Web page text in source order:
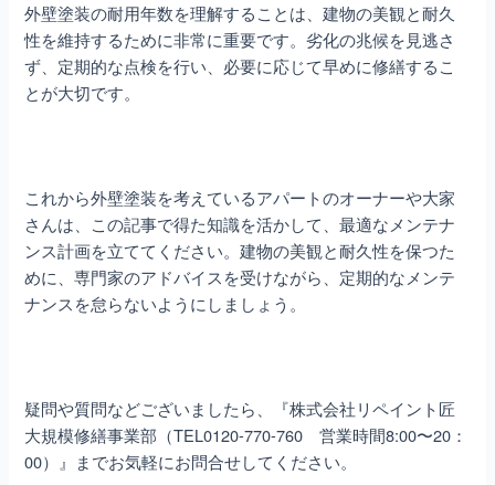
外壁塗装の耐用年数を理解することは、建物の美観と耐久
性を維持するために非常に重要です。劣化の兆候を見逃さ
ず、定期的な点検を行い、必要に応じて早めに修繕するこ
とが大切です。
これから外壁塗装を考えているアパートのオーナーや大家
さんは、この記事で得た知識を活かして、最適なメンテナ
ンス計画を立ててください。建物の美観と耐久性を保つた
めに、専門家のアドバイスを受けながら、定期的なメンテ
ナンスを怠らないようにしましょう。
疑問や質問などございましたら、『株式会社リペイント匠
大規模修繕事業部（TEL0120-770-760 営業時間8:00〜20：
00）』までお気軽にお問合せしてください。